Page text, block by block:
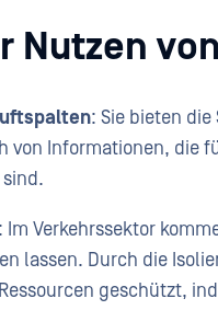
Nutzen
: Sie bieten
von Informationen, die
: Im Verkehrssektor
lassen. Durch die
geschützt,